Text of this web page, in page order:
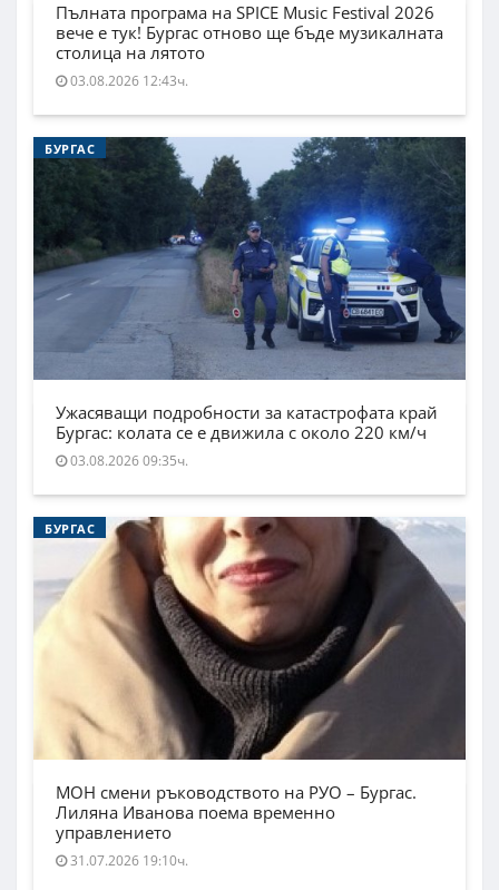
Пълната програма на SPICE Music Festival 2026
вече е тук! Бургас отново ще бъде музикалната
столица на лятото
03.08.2026 12:43ч.
БУРГАС
Ужасяващи подробности за катастрофата край
Бургас: колата се е движила с около 220 км/ч
03.08.2026 09:35ч.
БУРГАС
МОН смени ръководството на РУО – Бургас.
Лиляна Иванова поема временно
управлението
31.07.2026 19:10ч.